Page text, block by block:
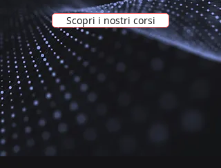
Scopri i nostri corsi